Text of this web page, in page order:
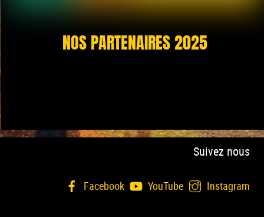
NOS PARTENAIRES 2025
Suivez nous
Facebook YouTube Instagram